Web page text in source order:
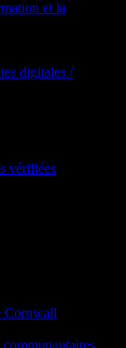
et la
digitales /
vérifiées
Cornwall